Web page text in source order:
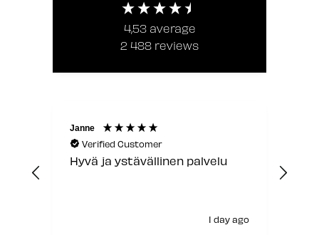
4,53 average
2 488 reviews
Janne
Verified Customer
Hyvä ja ystävällinen palvelu
1 day ago